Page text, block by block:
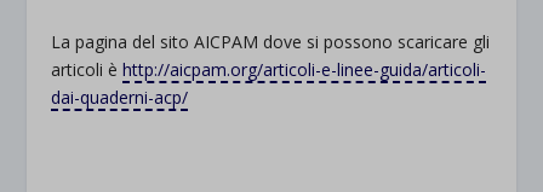
La pagina del sito AICPAM dove si possono scaricare gli
articoli èhttp://aicpam.org/articoli-e-linee-guida/articoli-
dai-quaderni-acp/